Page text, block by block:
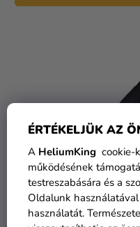
ÉRTÉKELJÜK AZ
A HeliumKing cookie-
működésének
testreszabására és a
Oldalunk
használatát.